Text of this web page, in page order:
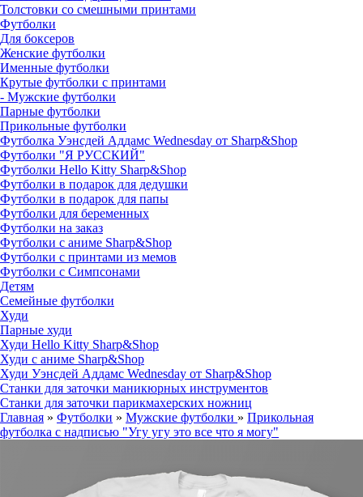
Толстовки со смешными принтами
Футболки
Для боксеров
Женские футболки
Именные футболки
Крутые футболки с принтами
- Мужские футболки
Парные футболки
Прикольные футболки
Футболка Уэнсдей Аддамс Wednesday от Sharp&Shop
Футболки "Я РУССКИЙ"
Футболки Hello Kitty Sharp&Shop
Футболки в подарок для дедушки
Футболки в подарок для папы
Футболки для беременных
Футболки на заказ
Футболки с аниме Sharp&Shop
Футболки с принтами из мемов
Футболки с Симпсонами
Детям
Семейные футболки
Худи
Парные худи
Худи Hello Kitty Sharp&Shop
Худи с аниме Sharp&Shop
Худи Уэнсдей Аддамс Wednesday от Sharp&Shop
Станки для заточки маникюрных инструментов
Станки для заточки парикмахерских ножниц
Главная » Футболки » Мужские футболки » Прикольная
футболка с надписью "Угу угу это все что я могу"